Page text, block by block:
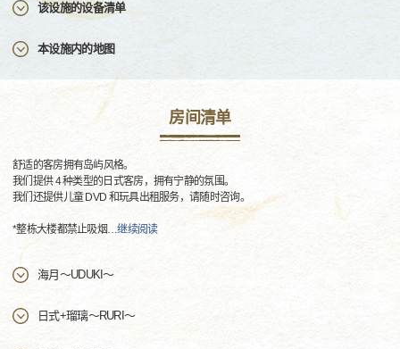
该设施的设备清单
本设施内的地图
房间清单
舒适的客房拥有岛屿风格。
我们提供 4 种类型的日式客房，拥有宁静的氛围。
我们还提供儿童 DVD 和玩具出租服务，请随时咨询。
*整栋大楼都禁止吸烟…继续阅读
海月～UDUKI～
日式+瑠璃～RURI～